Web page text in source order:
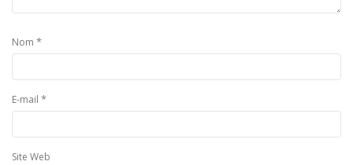
Nom *
E-mail *
Site Web